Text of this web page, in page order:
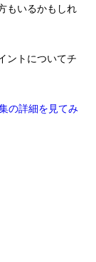
もいるかもしれ
ントについてチ
の詳細を見てみ